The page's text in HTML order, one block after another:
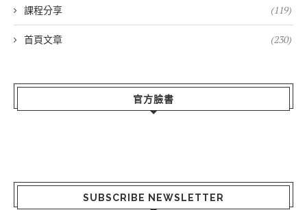
課程分享 (119)
首頁文章 (230)
官方臉書
SUBSCRIBE NEWSLETTER